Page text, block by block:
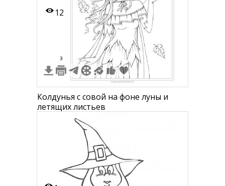
12
3
Колдунья с совой на фоне луны и
летящих листьев